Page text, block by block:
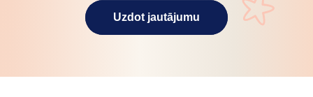
Uzdot jautājumu